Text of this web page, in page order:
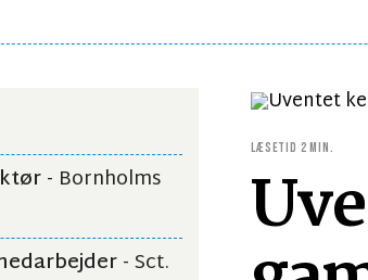
- Bornholms
- Sct.
LÆSETID 2 MIN.